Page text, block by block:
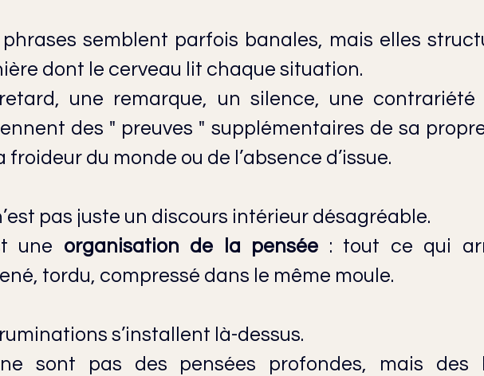
phrases semblent parfois banales, mais elles
dont le cerveau lit chaque situation.
une remarque, un silence, une contrariété
des " preuves " supplémentaires de sa
froideur du monde ou de l’absence d’issue.
pas juste un discours intérieur désagréable.
une organisation de la pensée : tout ce qui
tordu, compressé dans le même moule.
s’installent là-dessus.
sont pas des pensées profondes, mais des